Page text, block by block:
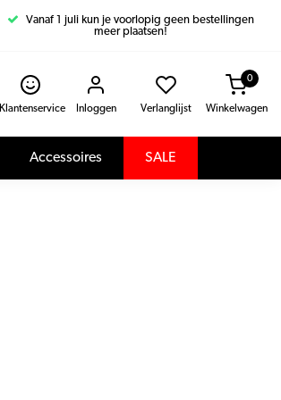
Vanaf 1 juli kun je voorlopig geen bestellingen
meer plaatsen!
Klantenservice Inloggen Verlanglijst Winkelwagen
0
Accessoires SALE